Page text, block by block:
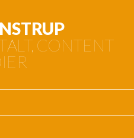
CONTENT